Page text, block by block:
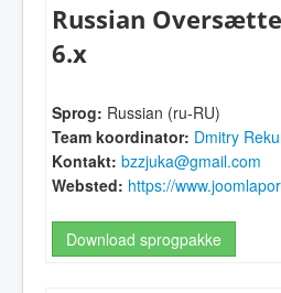
Russian
6.x
Sprog: Russian (ru-RU)
Team koordinator: Dmitry
Kontakt: bzzjuka@gmail.com
Websted: https://
Download sprogpakke